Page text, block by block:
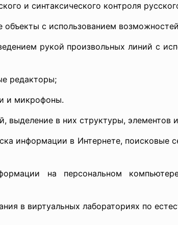
и синтаксического контроля
объекты с использованием
рукой произвольных линий с
редакторы;
и микрофоны.
выделение в них структуры, элементов
информации в Интернете, поисковые
на персональном
в виртуальных лабораториях по